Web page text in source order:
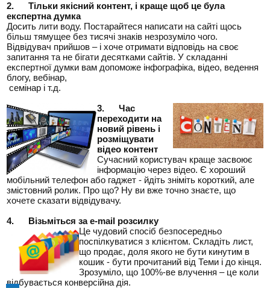
2.Тільки якісний контент, і краще щоб це була
експертна думка
Досить лити воду. Постарайтеся написати на сайті щось
більш тямущее без тисячі знаків незрозуміло чого.
Відвідувач прийшов – і хоче отримати відповідь на своє
запитання та не бігати десятками сайтів. У складанні
експертної думки вам допоможе інфографіка, відео, ведення
блогу, вебінар,
семінар і т.д.
3.Час
переходити на
новий рівень і
розміщувати
відео контент
Сучасний користувач краще засвоює
інформацію через відео. Є хороший
мобільний телефон або гаджет - йдіть зніміть короткий, але
змістовний ролик. Про що? Ну ви вже точно знаєте, що
хочете сказати відвідувачу.
4. Візьміться заe-mail розсилку
Це чудовий спосіб безпосередньо
поспілкуватися з клієнтом. Складіть лист,
що продає, доля якого не бути кинутим в
кошик - бути прочитаний від Теми і до кінця.
Зрозуміло, що 100%-ве влучення – це коли
відбувається конверсійна дія.